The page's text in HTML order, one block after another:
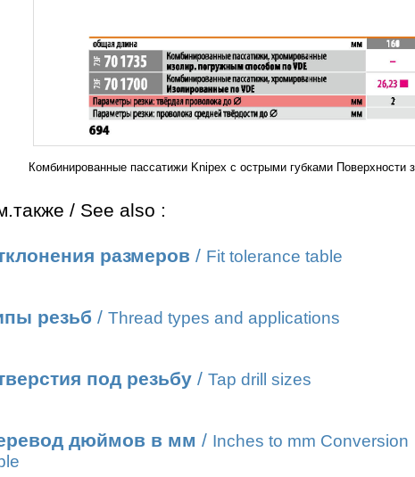
Комбинированные пассатижи Knipex с острыми губками
/ See also :
размеров / Fit tolerance table
резьб / Thread types and applications
под резьбу / Tap drill sizes
дюймов в мм / Inches to mm Conversion